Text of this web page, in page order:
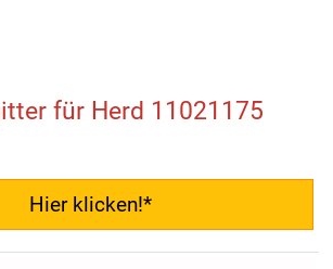
für Herd 11021175
Hier klicken!*